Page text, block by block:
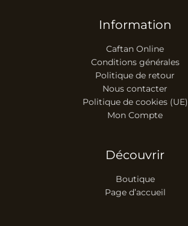
Information
Caftan Online
Conditions générales
Politique de retour
Nous contacter
Politique de cookies (UE)
Mon Compte
Découvrir
Boutique
Page d’accueil